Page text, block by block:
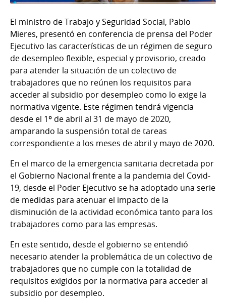
El ministro de Trabajo y Seguridad Social, Pablo
Mieres, presentó en conferencia de prensa del Poder
Ejecutivo las características de un régimen de seguro
de desempleo flexible, especial y provisorio, creado
para atender la situación de un colectivo de
trabajadores que no reúnen los requisitos para
acceder al subsidio por desempleo como lo exige la
normativa vigente. Este régimen tendrá vigencia
desde el 1º de abril al 31 de mayo de 2020,
amparando la suspensión total de tareas
correspondiente a los meses de abril y mayo de 2020.
En el marco de la emergencia sanitaria decretada por
el Gobierno Nacional frente a la pandemia del Covid-
19, desde el Poder Ejecutivo se ha adoptado una serie
de medidas para atenuar el impacto de la
disminución de la actividad económica tanto para los
trabajadores como para las empresas.
En este sentido, desde el gobierno se entendió
necesario atender la problemática de un colectivo de
trabajadores que no cumple con la totalidad de
requisitos exigidos por la normativa para acceder al
subsidio por desempleo.